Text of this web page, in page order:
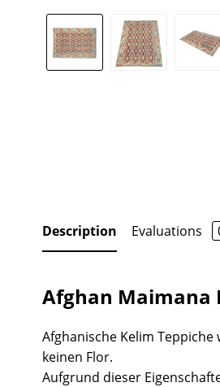
Description Evaluations
Afghan Maimana
Afghanische Kelim
keinen Flor.
Aufgrund dieser